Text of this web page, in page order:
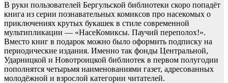
В руки пользователей Бергульской библиотеки скоро попадёт
книга из серии познавательных комиксов про насекомых о
приключениях крутых букашек в стиле современной
мультипликации — «НасеКомиксы. Паучий переполох!».
Вместо книг в подарок можно было оформить подписку на
периодические издания. Именно так фонды Центральной,
Ударницкой и Новотроицкой библиотек в первом полугодии
пополнятся четырьмя наименованиями газет, адресованных
молодёжной и взрослой категории читателей.